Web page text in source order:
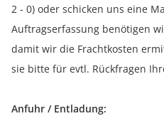
2 - 0) oder schicken uns eine
Auftragserfassung benötigen
damit wir die Frachtkosten
sie bitte für evtl. Rückfragen
Anfuhr / Entladung: